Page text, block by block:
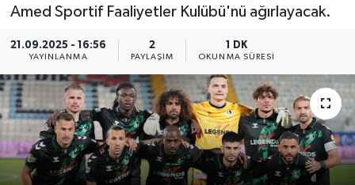
Amed Sportif Faaliyetler Kulübü'nü ağırlayacak.
21.09.2025 - 16:56
YAYINLANMA
2
PAYLAŞIM
1 DK
OKUNMA SÜRESI